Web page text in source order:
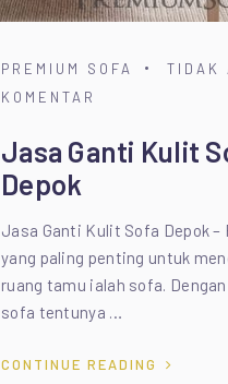
PREMIUM SOFA
TIDAK
KOMENTAR
Jasa Ganti Kulit
Depok
Jasa Ganti Kulit Sofa Depok –
yang paling penting untuk
ruang tamu ialah sofa.
sofa tentunya …
CONTINUE READING